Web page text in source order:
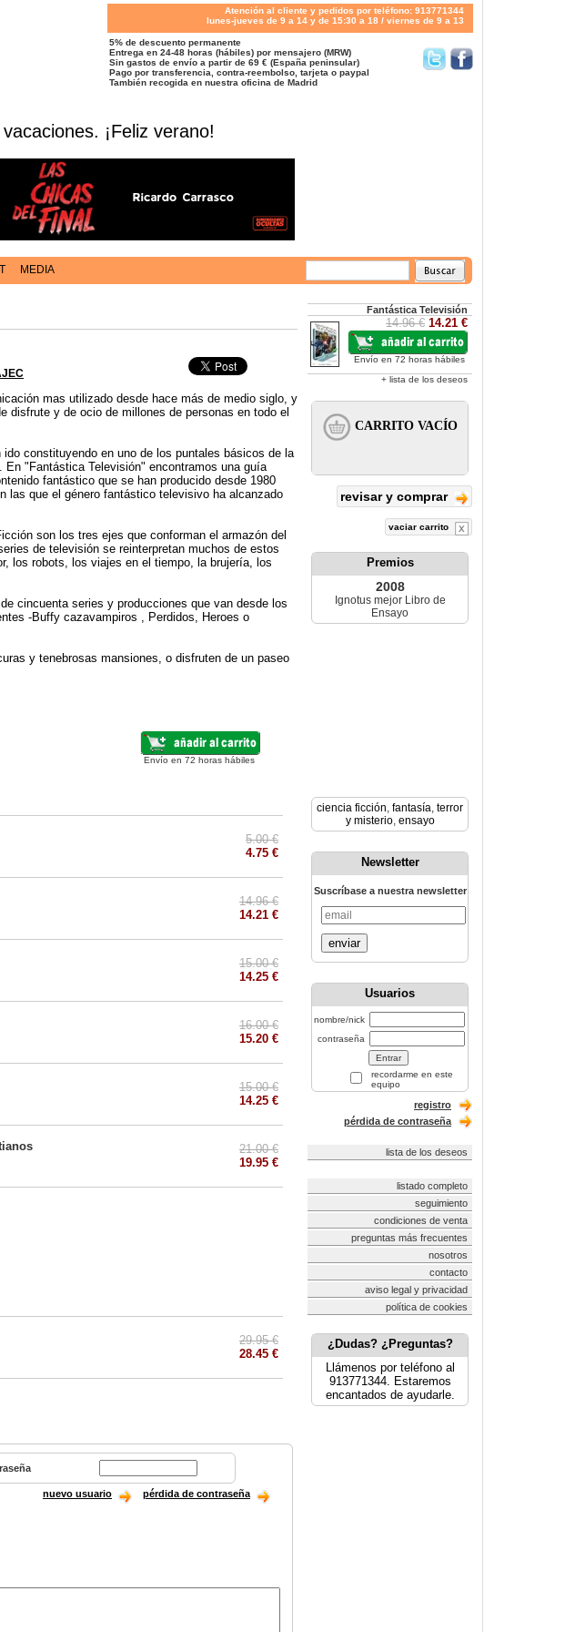
Atención al cliente y pedidos por teléfono: 913771344
lunes-jueves de 9 a 14 y de 15:30 a 18 / viernes de 9 a 13
5% de descuento permanente
Entrega en 24-48 horas (hábiles) por mensajero (MRW)
Sin gastos de envío a partir de 69 € (España peninsular)
Pago por transferencia, contra-reembolso, tarjeta o paypal
También recogida en nuestra oficina de Madrid
¡Feliz verano!
MEDIA
mas utilizado desde hace más de medio siglo, y
disfrute y de ocio de millones de personas en todo el
constituyendo en uno de los puntales básicos de la
En "Fantástica Televisión" encontramos una guía
fantástico que se han producido desde 1980
las que el género fantástico televisivo ha alcanzado
son los tres ejes que conforman el armazón del
de televisión se reinterpretan muchos de estos
los robots, los viajes en el tiempo, la brujería, los
cincuenta series y producciones que van desde los
-Buffy cazavampiros , Perdidos, Heroes o
y tenebrosas mansiones, o disfruten de un paseo
Envío en 72 horas hábiles
5.00 €
4.75 €
14.96 €
14.21 €
15.00 €
14.25 €
16.00 €
15.20 €
15.00 €
14.25 €
21.00 €
19.95 €
29.95 €
28.45 €
nuevo usuario pérdida de contraseña
Fantástica Televisión
14.96 € 14.21 €
Envío en 72 horas hábiles
+ lista de los deseos
revisar y comprar
vaciar carrito
Premios
2008
Ignotus mejor Libro de
Ensayo
ciencia ficción, fantasía, terror
y misterio, ensayo
Newsletter
Suscríbase a nuestra newsletter
enviar
Usuarios
nombre/nick
contraseña
recordarme en este
equipo
registro
pérdida de contraseña
lista de los deseos
listado completo
seguimiento
condiciones de venta
preguntas más frecuentes
nosotros
contacto
aviso legal y privacidad
política de cookies
¿Dudas? ¿Preguntas?
Llámenos por teléfono al
913771344. Estaremos
encantados de ayudarle.